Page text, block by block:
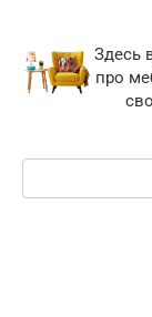
контенту
Здесь
про
Поиск: